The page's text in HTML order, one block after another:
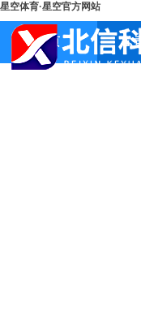
星空体育·星空官方网站
首页 公